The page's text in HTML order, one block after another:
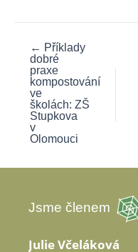
← Příklady
dobré
praxe
kompostování
ve
školách: ZŠ
Stupkova
v
Olomouci
Jsme členem
Julie Včeláková